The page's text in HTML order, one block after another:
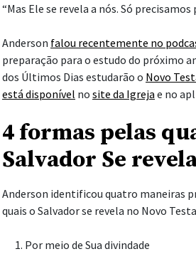
“Mas Ele se revela a nós. Só
Anderson falou recentemente no
preparação para o estudo do próximo
dos Últimos Dias estudarão o Novo
está disponível no site da Igreja e no
4 formas pelas
Salvador Se
Anderson identificou quatro maneiras
quais o Salvador se revela no Novo
Por meio de Sua divindade